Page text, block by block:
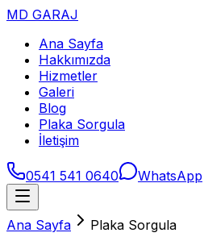
MD GARAJ
Ana Sayfa
Hakkımızda
Hizmetler
Galeri
Blog
Plaka Sorgula
İletişim
0541 541 0640 WhatsApp
Ana Sayfa Plaka Sorgula